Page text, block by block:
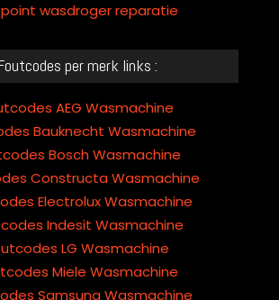
wasdroger reparatie
per merk links :
AEG Wasmachine
Bauknecht Wasmachine
Bosch Wasmachine
Constructa Wasmachine
Electrolux Wasmachine
Indesit Wasmachine
LG Wasmachine
Miele Wasmachine
Samsung Wasmachine